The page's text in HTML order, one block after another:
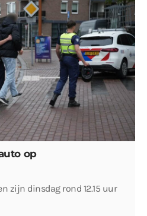
op
zijn dinsdag rond 12.15 uur